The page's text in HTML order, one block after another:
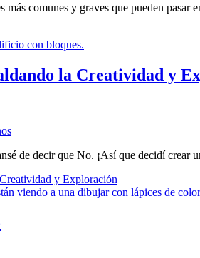
más comunes y graves que pueden
la Creatividad y
de decir que No. ¡Así que decidí crear
y Exploración